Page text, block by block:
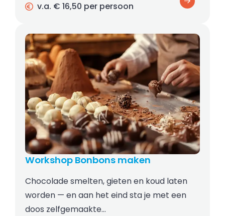
v.a. € 16,50 per persoon
Workshop Bonbons maken
Chocolade smelten, gieten en koud laten
worden — en aan het eind sta je met een
doos zelfgemaakte…